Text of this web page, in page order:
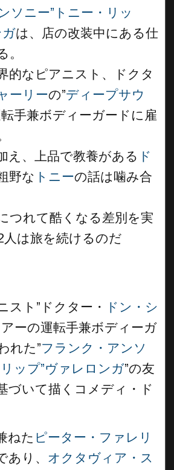
ソニー”トニー・リッ
ガは、店の改装中にある仕
。
的なピアニスト、ドクタ
ーリーの”ディープサウ
手兼ボディーガードに雇
え、上品で教養がある ド
野な トニーの話は噛み合
つれて酷くなる差別を実
は旅を続けるのだ
スト”ドクター・
ドン・シ
アーの運転手兼ボディーガ
れた”フランク・アンソ
ップ”ヴァレロンガ”の友
づいて描くコメディ・ド
ねた ピーター・ファレリ
あり、 オクタヴィア・ス